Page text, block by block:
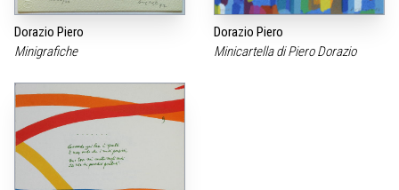
Dorazio Piero
Minigrafiche
Dorazio Piero
Minicartella di Piero Dorazio